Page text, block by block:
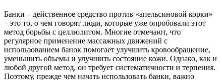
Банки – действенное средство против «апельсиновой корки»
– это то, о чем говорят люди, которые уже опробовали этот
метод борьбы с целлюлитом. Многие отмечают, что
регулярное применение массажных движений с
использованием банок помогает улучшить кровообращение,
уменьшить объемы и улучшить состояние кожи. Однако, как и
любой другой метод, он требует систематичности и терпения.
Поэтому, прежде чем начать использовать банки, важно